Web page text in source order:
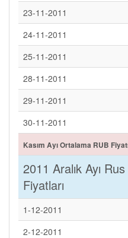
23-11-2011
24-11-2011
25-11-2011
28-11-2011
29-11-2011
30-11-2011
Kasım Ayı Ortalama RUB
2011 Aralık Ayı
Fiyatları
1-12-2011
2-12-2011